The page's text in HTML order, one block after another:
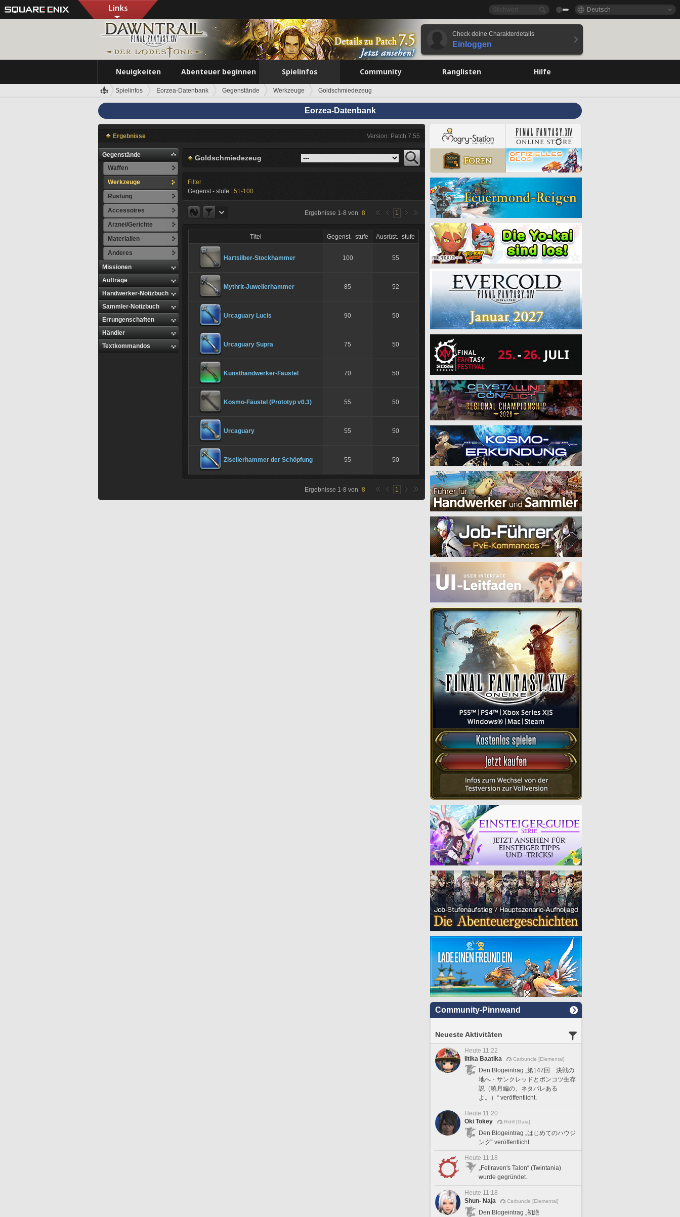
Deutsch
Check deine Charakterdetails
Einloggen
Neuigkeiten Abenteuer beginnen Spielinfos Community Ranglisten Hilfe
Spielinfos Eorzea-Datenbank Gegenstände Werkzeuge Goldschmiedezeug
Eorzea-Datenbank
Ergebnisse Version: Patch 7.55
Gegenstände
Waffen
Werkzeuge
Rüstung
Accessoires
Arznei/Gerichte
Materialien
Anderes
Missionen
Aufträge
Handwerker-Notizbuch
Sammler-Notizbuch
Errungenschaften
Händler
Textkommandos
Goldschmiedezeug
Filter
Gegenst.- stufe : 51-100
Ergebnisse 1-8 von 8 1
Titel Gegenst.- stufe Ausrüst.- stufe
Hartsilber-Stockhammer 100 55
Mythrit-Juwelierhammer 85 52
Urcaguary Lucis 90 50
Urcaguary Supra 75 50
Kunsthandwerker-Fäustel 70 50
Kosmo-Fäustel (Prototyp v0.3) 55 50
Urcaguary 55 50
Ziselierhammer der Schöpfung 55 50
Ergebnisse 1-8 von 8 1
Community-Pinnwand
Neueste Aktivitäten
Heute 11:22
Iitika Baatika
Carbuncle [Elemental]
Den Blogeintrag „第147回 決戦の
地へ・サンクレッドとポンコツ生存
説（暁月編の、ネタバレある
よ。）“ veröffentlicht.
Heute 11:20
Oki Tokey
Ridill [Gaia]
Den Blogeintrag „はじめてのハウジ
ング“ veröffentlicht.
Heute 11:18
„Fellraven's Talon“ (Twintania)
wurde gegründet.
Heute 11:18
Shun- Naja
Carbuncle [Elemental]
Den Blogeintrag „初絶